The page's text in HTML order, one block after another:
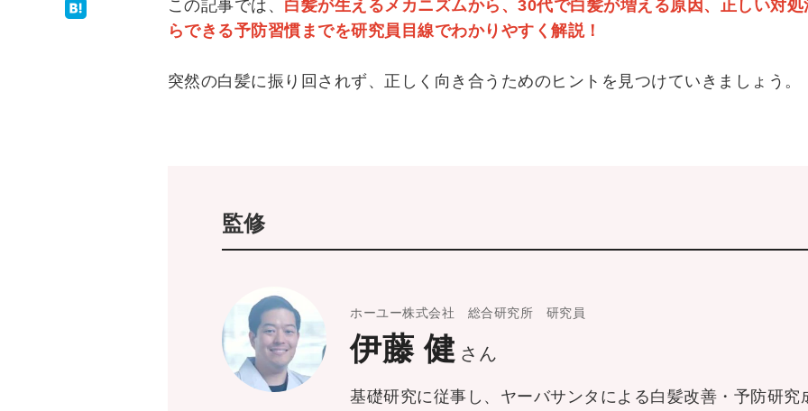
この記事では、 白髪が生えるメカニズムから、30代で白髪が増える原因、正しい対処
らできる予防習慣までを研究員目線でわかりやすく解説！
突然の白髪に振り回されず、正しく向き合うためのヒントを見つけていきましょう。
監修
ホーユー株式会社 総合研究所 研究員
伊藤 健 さん
基礎研究に従事し、ヤーバサンタによる白髪改善・予防研究